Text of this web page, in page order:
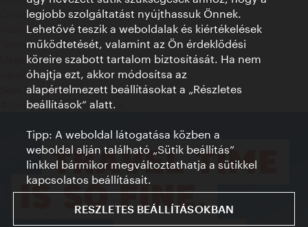
Credits
Adatvédelmi nyilatkozat
Terms of Use
Megközelíthetőség
Sajtókapcsolat
Sütik beállítása
© Copyright WienTourismus
legjobb szolgáltatást nyújthassuk Önnek.
Lehetővé teszik a weboldalak és kiértékelések
működtetését, valamint az Ön érdeklődési
köreire szabott tartalom biztosítását. Ha nem
óhajtja ezt, akkor módosítsa az
alapértelmezett beállításokat a „Részletes
beállítások“ alatt.
Tipp: A weboldal látogatása közben a
weboldal alján található „Sütik beállítás”
linkkel bármikor megváltoztathatja a sütikkel
kapcsolatos beállításait.
RESZLETES BEÁLLÍTÁSOKBAN